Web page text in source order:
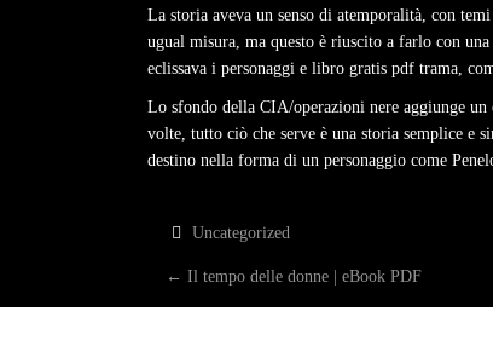
La storia aveva un senso di atemporalità, con
ugual misura, ma questo è riuscito a farlo con
eclissava i personaggi e libro gratis pdf trama,
Lo sfondo della CIA/operazioni nere aggiunge
volte, tutto ciò che serve è una storia semplice e
destino nella forma di un personaggio come
Uncategorized
P
← Il tempo delle donne | eBook PDF